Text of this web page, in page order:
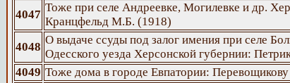
4047
Тоже при селе Андреевке, Могилевке и др.
Кранцфельд М.Б. (1918)
4048
О выдаче ссуды под залог имения при селе
Одесского уезда Херсонской губернии:
4049 Тоже дома в городе Евпатории: